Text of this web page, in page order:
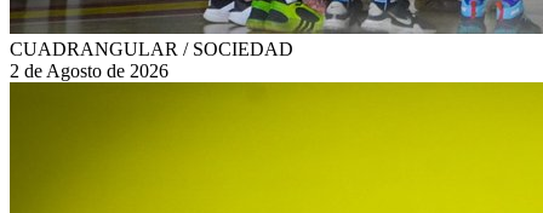
CUADRANGULAR / SOCIEDAD
2 de Agosto de 2026